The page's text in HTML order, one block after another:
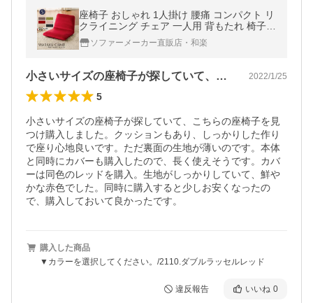
座椅子 おしゃれ 1人掛け 腰痛 コンパクト リ
クライニング チェア 一人用 背もたれ 椅子
こたつ フロアチェア ミニ 日本製
ソファーメーカー直販店・和楽
小さいサイズの座椅子が探していて、こち… 2022/1/25
5
小さいサイズの座椅子が探していて、こちらの座椅子を見
つけ購入しました。クッションもあり、しっかりした作り
で座り心地良いです。ただ裏面の生地が薄いのです。本体
と同時にカバーも購入したので、長く使えそうです。カバ
ーは同色のレッドを購入。生地がしっかりしていて、鮮や
かな赤色でした。同時に購入すると少しお安くなったの
で、購入しておいて良かったです。
購入した商品
▼カラーを選択してください。/2110.ダブルラッセルレッド
違反報告 いいね 0